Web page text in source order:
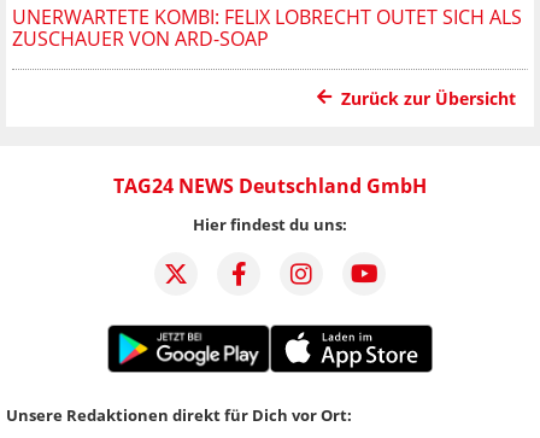
UNERWARTETE KOMBI: FELIX LOBRECHT OUTET SICH ALS
ZUSCHAUER VON ARD-SOAP
Zurück zur Übersicht
TAG24 NEWS Deutschland GmbH
Hier findest du uns:
Unsere Redaktionen direkt für Dich vor Ort: